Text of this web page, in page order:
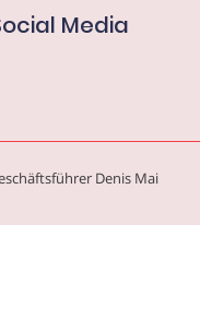
Media
Denis Mai